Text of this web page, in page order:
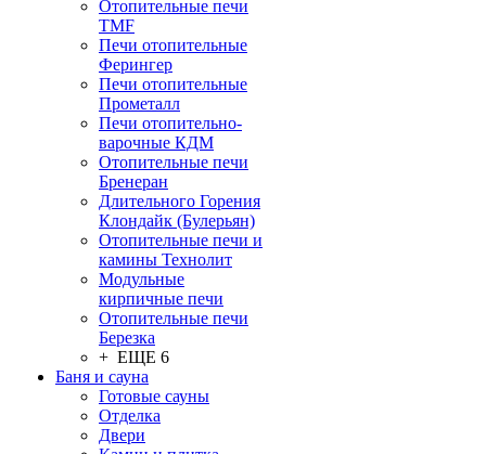
Отопительные печи
TMF
Печи отопительные
Ферингер
Печи отопительные
Прометалл
Печи отопительно-
варочные КДМ
Отопительные печи
Бренеран
Длительного Горения
Клондайк (Булерьян)
Отопительные печи и
камины Технолит
Модульные
кирпичные печи
Отопительные печи
Березка
+ ЕЩЕ 6
Баня и сауна
Готовые сауны
Отделка
Двери